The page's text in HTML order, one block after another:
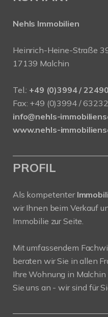
Nehls Immobilien
Heinrich-Heine-Straße
17139 Malchin
Tel.: +49 (0)3994 /
Fax: +49 (0)3994 /
info@nehls-
www.nehls-
PROFIL
Als kompetenter
wir Ihnen beim Verkauf
Immobilie zur Seite.
Mit umfassendem
beraten wir Sie in allen
Ihre Wohnung in
Sie uns an - wir sind für